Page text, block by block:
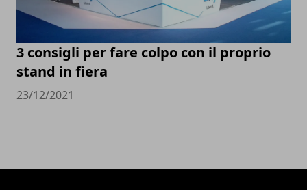
3 consigli per fare colpo con il proprio
stand in fiera
23/12/2021